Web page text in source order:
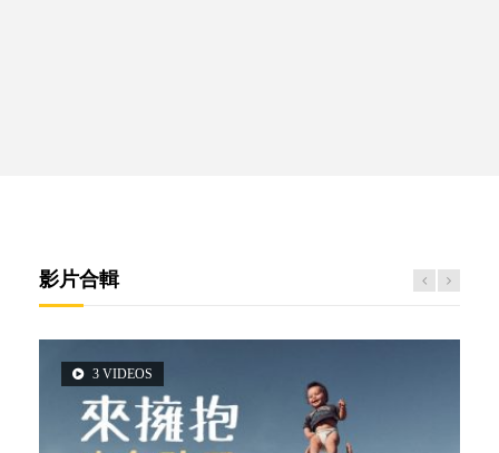
影片合輯
3 VIDEOS
2 VIDEOS
5 VIDEOS
14 VIDEOS
6 VIDEOS